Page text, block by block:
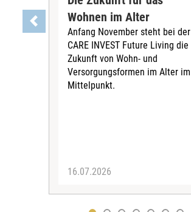
Wohnen im Alter
Anfang November steht bei der
CARE INVEST Future Living die
Zukunft von Wohn- und
Versorgungsformen im Alter im
Mittelpunkt.
16.07.2026